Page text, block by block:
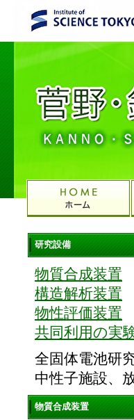
研究設備
物質合成装置
構造解析装置
物性評価装置
共同利用の実
全固体電池研
中性子施設、
物質合成装置